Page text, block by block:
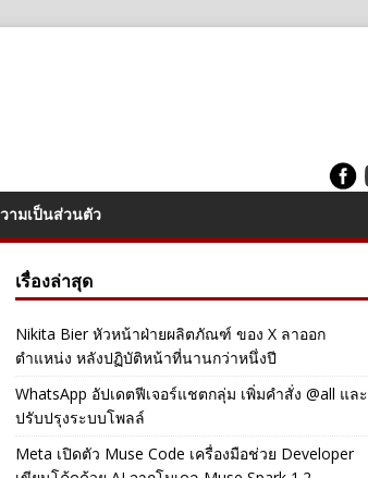
ามเป็นส่วนตัว
เรื่องล่าสุด
Nikita Bier หัวหน้าฝ่ายผลิตภัณฑ์ ของ X ลาออก
ตำแหน่ง หลังปฏิบัติหน้าที่นานกว่าหนึ่งปี
WhatsApp อัปเดตฟีเจอร์แชตกลุ่ม เพิ่มคำสั่ง @all และ
ปรับปรุงระบบโพลล์
Meta เปิดตัว Muse Code เครื่องมือช่วย Developer